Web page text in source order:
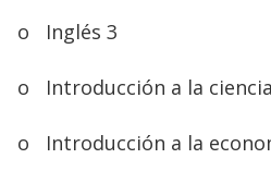
o Inglés 3
o Introducción a la
o Introducción a la